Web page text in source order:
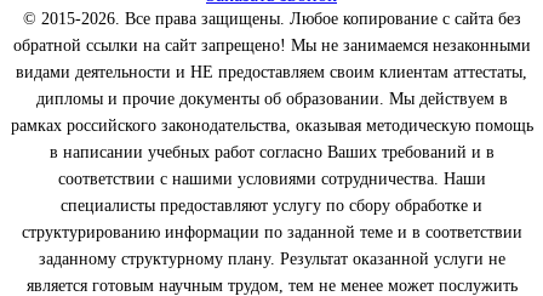
© 2015-2026. Все права защищены. Любое копирование с сайта без
обратной ссылки на сайт запрещено! Мы не занимаемся незаконными
видами деятельности и НЕ предоставляем своим клиентам аттестаты,
дипломы и прочие документы об образовании. Мы действуем в
рамках российского законодательства, оказывая методическую помощь
в написании учебных работ согласно Ваших требований и в
соответствии с нашими условиями сотрудничества. Наши
специалисты предоставляют услугу по сбору обработке и
структурированию информации по заданной теме и в соответствии
заданному структурному плану. Результат оказанной услуги не
является готовым научным трудом, тем не менее может послужить